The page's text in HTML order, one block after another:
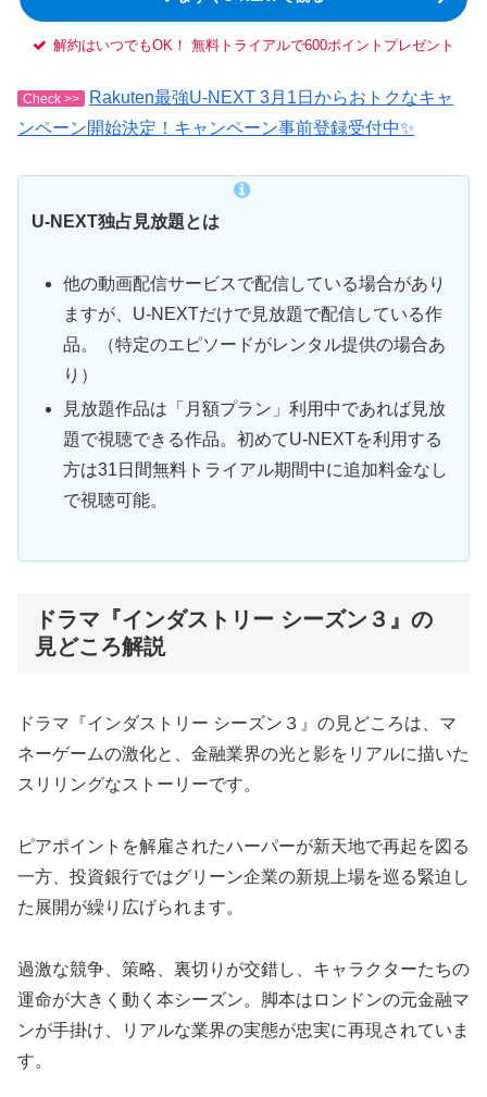
解約はいつでもOK！ 無料トライアルで600ポイントプレゼント
Check >>
Rakuten最強U-NEXT 3月1日からおトクなキャ
ンペーン開始決定！キャンペーン事前登録受付中✨
U-NEXT独占見放題とは
他の動画配信サービスで配信している場合があり
ますが、U-NEXTだけで見放題で配信している作
品。（特定のエピソードがレンタル提供の場合あ
り）
見放題作品は「月額プラン」利用中であれば見放
題で視聴できる作品。初めてU-NEXTを利用する
方は31日間無料トライアル期間中に追加料金なし
で視聴可能。
ドラマ『インダストリー シーズン３』の
見どころ解説
ドラマ『インダストリー シーズン３』の見どころは、マ
ネーゲームの激化と、金融業界の光と影をリアルに描いた
スリリングなストーリーです。
ピアポイントを解雇されたハーパーが新天地で再起を図る
一方、投資銀行ではグリーン企業の新規上場を巡る緊迫し
た展開が繰り広げられます。
過激な競争、策略、裏切りが交錯し、キャラクターたちの
運命が大きく動く本シーズン。脚本はロンドンの元金融マ
ンが手掛け、リアルな業界の実態が忠実に再現されていま
す。